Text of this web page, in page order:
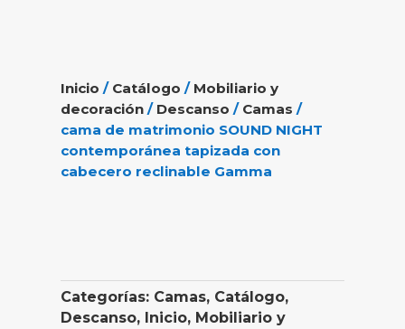
Inicio / Catálogo / Mobiliario y
decoración / Descanso / Camas /
cama de matrimonio SOUND NIGHT
contemporánea tapizada con
cabecero reclinable Gamma
Categorías: Camas, Catálogo,
Descanso, Inicio, Mobiliario y